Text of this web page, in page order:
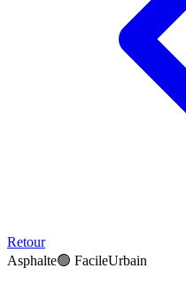
Retour
Asphalte🟢 FacileUrbain